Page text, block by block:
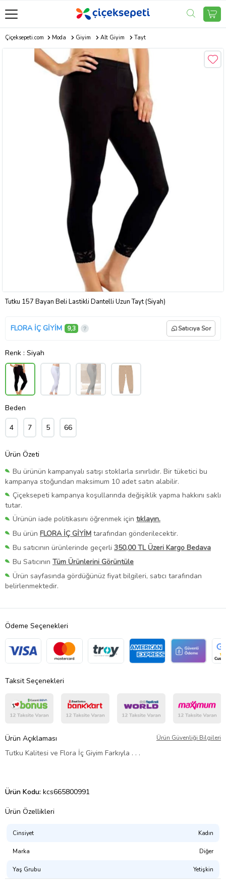
Çiçeksepeti.com Moda Giyim Alt Giyim Tayt
Tutku 157 Bayan Beli Lastikli Dantelli Uzun Tayt (Siyah)
FLORA İÇ GİYİM 9,3 Satıcıya Sor
Renk : Siyah
Beden
4 7 5 66
Ürün Özeti
Bu ürünün kampanyalı satışı stoklarla sınırlıdır. Bir tüketici bu
kampanya stoğundan maksimum 10 adet satın alabilir.
Çiçeksepeti kampanya koşullarında değişiklik yapma hakkını saklı
tutar.
Ürünün iade politikasını öğrenmek için tıklayın.
Bu ürün FLORA İÇ GİYİM tarafından gönderilecektir.
Bu satıcının ürünlerinde geçerli 350,00 TL Üzeri Kargo Bedava
Bu Satıcının Tüm Ürünlerini Görüntüle
Ürün sayfasında gördüğünüz fiyat bilgileri, satıcı tarafından
belirlenmektedir.
Ödeme Seçenekleri
Taksit Seçenekleri
Ürün Açıklaması Ürün Güvenliği Bilgileri
Tutku Kalitesi ve Flora İç Giyim Farkıyla . . .
Ürün Kodu: kcs665800991
Ürün Özellikleri
Cinsiyet Kadın
Marka Diğer
Yaş Grubu Yetişkin